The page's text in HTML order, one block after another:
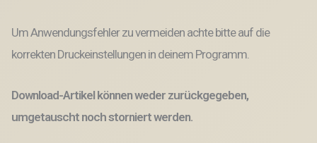
Um Anwendungsfehler zu vermeiden achte bitte auf die
korrekten Druckeinstellungen in deinem Programm.
Download-Artikel können weder zurückgegeben,
umgetauscht noch storniert werden.